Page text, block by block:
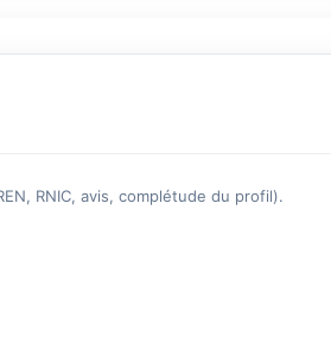
RNIC, avis, complétude du profil).